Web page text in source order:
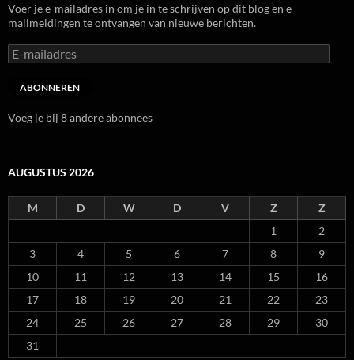
Voer je e-mailadres in om je in te schrijven op dit blog en e-
mailmeldingen te ontvangen van nieuwe berichten.
E-
mailadres
ABONNEREN
Voeg je bij 8 andere abonnees
AUGUSTUS 2026
M D W D V Z
Z
1
2
3
4 5 6 7 8
9
10
11 12 13 14 15
16
17
18 19 20 21 22
23
24
25 26 27 28 29
30
31